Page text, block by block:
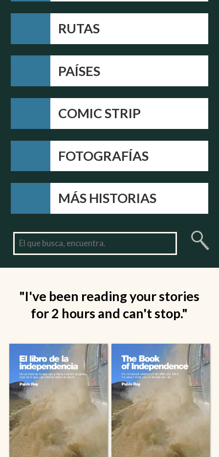
RUTAS
PAÍSES
COMIC STRIP
FOTOGRAFÍAS
MÁS HISTORIAS
"I've been reading your stories
for 2 hours and can't stop."